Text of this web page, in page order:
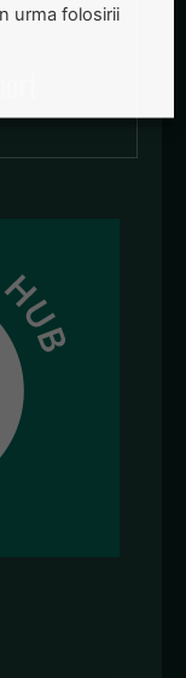
urma folosirii